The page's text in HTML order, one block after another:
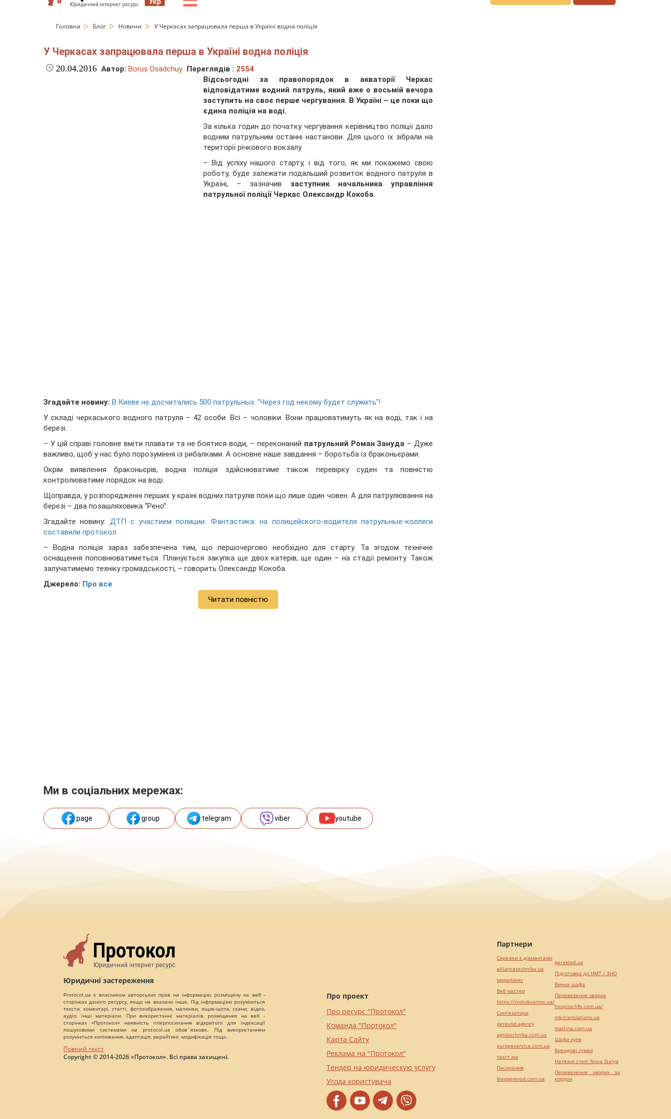
Головна Блог Новини У Черкасах запрацювала перша в Україні водна поліція
У Черкасах запрацювала перша в Україні водна поліція
20.04.2016 Автор: Borus Osadchuy Переглядів : 2554
Відсьогодні за правопорядок в акваторії Черкас
відповідатиме водний патруль, який вже о восьмій вечора
заступить на своє перше чергування. В Україні – це поки що
єдина поліція на воді.
За кілька годин до початку чергування керівництво поліції дало
водним патрульним останні настанови. Для цього їх зібрали на
території річкового вокзалу.
– Від успіху нашого старту, і від того, як ми покажемо свою
роботу, буде залежати подальший розвиток водного патруля в
Україні, – зазначив заступник начальника управління
патрульної поліції Черкас Олександр Кокоба.
Згадайте новину: В Киеве не досчитались 500 патрульных. "Через год некому будет служить"!
У складі черкаського водного патруля – 42 особи. Всі – чоловіки. Вони працюватимуть як на воді, так і на
березі.
– У цій справі головне вміти плавати та не боятися води, – переконаний патрульний Роман Зануда – Дуже
важливо, щоб у нас було порозуміння із рибалками. А основне наше завдання – боротьба із браконьєрами.
Окрім виявлення браконьєрів, водна поліція здійснюватиме також перевірку суден та повністю
контролюватиме порядок на воді.
Щоправда, у розпорядженні перших у країні водних патрулів поки що лише один човен. А для патрулювання на
березі – два позашляховика “Рено”.
Згадайте новину: ДТП с участием полиции. Фантастика: на полицейского-водителя патрульные-коллеги
составили протокол
– Водна поліція зараз забезпечена тим, що першочергово необхідно для старту. Та згодом технічне
оснащення поповнюватиметься. Планується закупка ще двох катерів, ще один – на стадії ремонту. Також
залучатимемо техніку громадськості, – говорить Олександр Кокоба.
Джерело: Про все
Читати повністю
Ми в соціальних мережах:
page group telegram viber youtube
Юридичні застереження
Protocol.ua є власником авторських прав на інформацію, розміщену на веб -
сторінках даного ресурсу, якщо не вказано інше. Під інформацією розуміються
тексти, коментарі, статті, фотозображення, малюнки, ящик-шота, скани, відео,
аудіо, інші матеріали. При використанні матеріалів, розміщених на веб -
сторінках «Протокол» наявність гіперпосилання відкритого для індексації
пошуковими системами на protocol.ua обов`язкове. Під використанням
розуміється копіювання, адаптація, рерайтинг, модифікація тощо.
Повний текст
Copyright © 2014-2026 «Протокол». Всі права захищені.
Про проект
Про ресурс "Протокол"
Команда "Протокол"
Карта Сайту
Реклама на "Протокол"
Тендер на юридическую услугу
Угода користувача
Партнери
Сережки з діамантами
alliancetechnika.ua
миралинкс
Веб мастер
https://motokosmos.ua/
Синтезатори
perevod.agency
agrotechnika.com.ua
europeservice.com.ua
текст юа
Посилання
kievperevod.com.ua
pereklad.ua
Підготовка до НМТ / ЗНО
Винна шафа
Перевезення хворих
hospice-life.com.ua/
mk-translations.ua
maltina.com.ua
Шафи купе
Брендові сумки
Натяжні стелі Nova Stelya
Перевезення хворих за
кордон